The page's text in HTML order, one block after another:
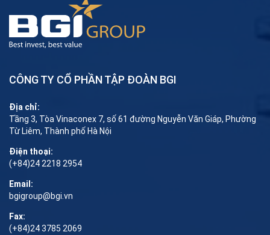
CÔNG TY CỔ PHẦN TẬP ĐOÀN BGI
Địa chỉ:
Tầng 3, Tòa Vinaconex 7, số 61 đường Nguyễn Văn Giáp, Phường
Từ Liêm, Thành phố Hà Nội
Điện thoại:
(+84)24 2218 2954
Email:
bgigroup@bgi.vn
Fax:
(+84)24 3785 2069